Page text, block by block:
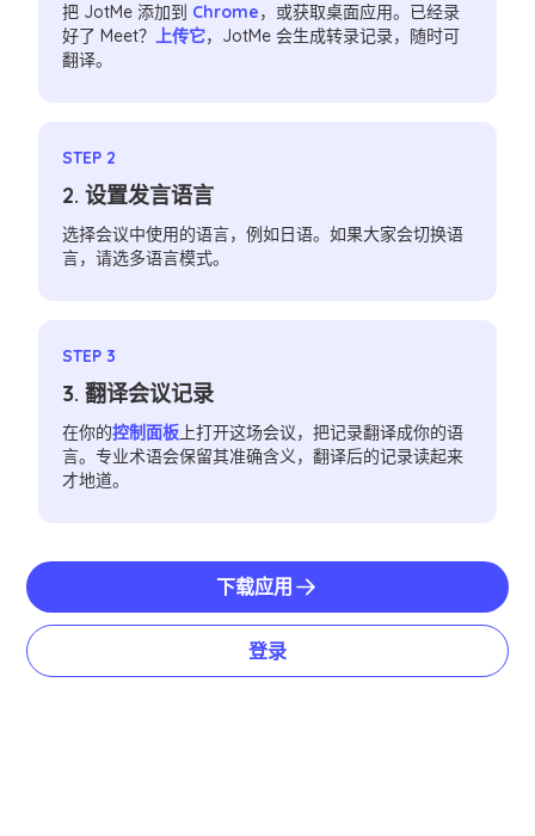
把 JotMe 添加到 Chrome，或获取桌面应用。已经录
好了 Meet？上传它，JotMe 会生成转录记录，随时可
翻译。
STEP 2
2. 设置发言语言
选择会议中使用的语言，例如日语。如果大家会切换语
言，请选多语言模式。
STEP 3
3. 翻译会议记录
在你的控制面板 上打开这场会议，把记录翻译成你的语
言。专业术语会保留其准确含义，翻译后的记录读起来
才地道。
下载应用
登录